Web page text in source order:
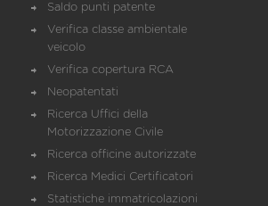
Saldo punti patente
Verifica classe ambientale
veicolo
Verifica copertura RCA
Neopatentati
Ricerca Uffici della
Motorizzazione Civile
Ricerca officine autorizzate
Ricerca Medici Certificatori
Statistiche immatricolazioni